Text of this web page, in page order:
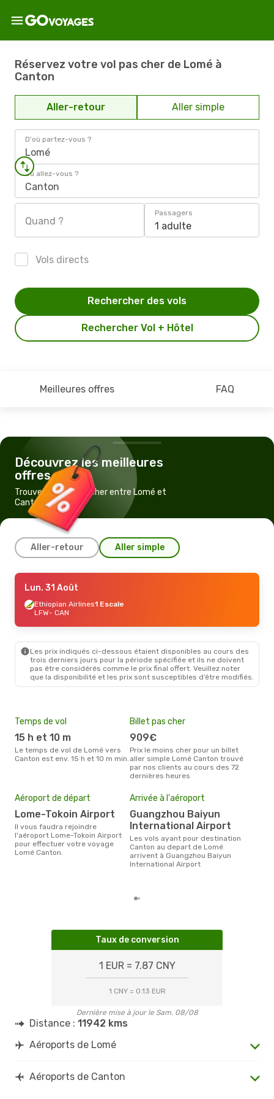
Réservez votre vol pas cher de Lomé à
Canton
Aller-retour Aller simple
D'où partez-vous ?
Lomé
Où allez-vous ?
Canton
Quand ?
Passagers
1 adulte
Vols directs
Rechercher Vol + Hôtel
Rechercher des vols
Meilleures offres FAQ
Découvrez les meilleures
offres
Trouvez un vol pas cher entre Lomé et
Canton
Aller-retour Aller simple
Ven. 21 Août- Sam. 22 Août
Ethiopian Airlines1 Escale
LFW- CAN
CAN- LFW
Lun. 31 Août
Ethiopian Airlines1 Escale
LFW- CAN
Les prix indiqués ci-dessous étaient disponibles au cours des
trois derniers jours pour la période spécifiée et ils ne doivent
pas être considérés comme le prix final offert. Veuillez noter
que la disponibilité et les prix sont susceptibles d’être modifiés.
Temps de vol
15 h et 10 m
Le temps de vol de Lomé vers
Canton est env. 15 h et 10 m min.
Billet pas cher
909€
Prix le moins cher pour un billet
aller simple Lomé Canton trouvé
par nos clients au cours des 72
dernières heures
Aéroport de départ
Lome-Tokoin Airport
Il vous faudra rejoindre
l'aéroport Lome-Tokoin Airport
pour effectuer votre voyage
Lomé Canton.
Arrivée à l'aéroport
Guangzhou Baiyun
International Airport
Les vols ayant pour destination
Canton au depart de Lomé
arrivent à Guangzhou Baiyun
International Airport
Taux de conversion
1 EUR = 7.87 CNY
1 CNY = 0.13 EUR
Dernière mise à jour le Sam. 08/08
Distance : 11942 kms
Aéroports de Lomé
Aéroports de Canton